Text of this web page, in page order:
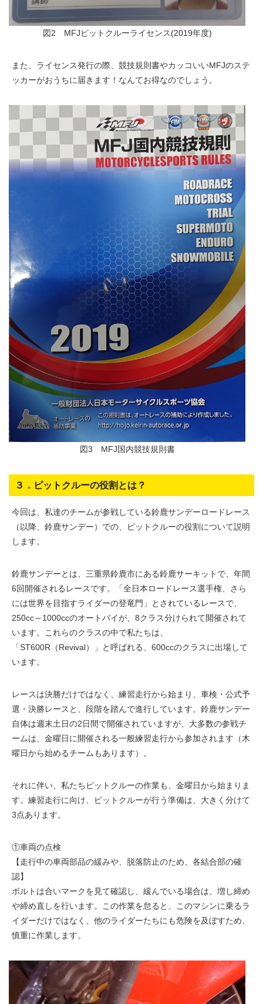
図2 MFJピットクルーライセンス(2019年度)
また、ライセンス発行の際、競技規則書やカッコいいMFJのステ
ッカーがおうちに届きます！なんてお得なのでしょう。
図3 MFJ国内競技規則書
３．ピットクルーの役割とは？
今回は、私達のチームが参戦している鈴鹿サンデーロードレース
（以降、鈴鹿サンデー）での、ピットクルーの役割について説明
します。
鈴鹿サンデーとは、三重県鈴鹿市にある鈴鹿サーキットで、年間
6回開催されるレースです。「全日本ロードレース選手権、さら
には世界を目指すライダーの登竜門」とされているレースで、
250cc～1000ccのオートバイが、8クラス分けられて開催されて
います。これらのクラスの中で私たちは、
「ST600R（Revival）」と呼ばれる、600ccのクラスに出場して
います。
レースは決勝だけではなく、練習走行から始まり、車検・公式予
選・決勝レースと、段階を踏んで進行しています。鈴鹿サンデー
自体は週末土日の2日間で開催されていますが、大多数の参戦チ
ームは、金曜日に開催される一般練習走行から参加されます（木
曜日から始めるチームもあります）。
それに伴い、私たちピットクルーの作業も、金曜日から始まりま
す。練習走行に向け、ピットクルーが行う準備は、大きく分けて
3点あります。
①車両の点検
【走行中の車両部品の緩みや、脱落防止のため、各結合部の確
認】
ボルトは合いマークを見て確認し、緩んでいる場合は、増し締め
や締め直しを行います。この作業を怠ると、このマシンに乗るラ
イダーだけではなく、他のライダーたちにも危険を及ぼすため、
慎重に作業します。